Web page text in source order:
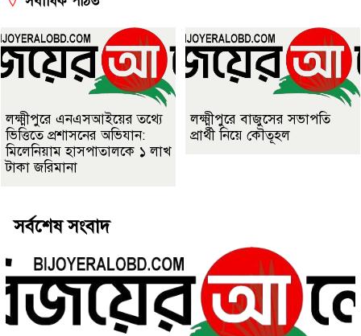
লক্ষ্মীপুরে এনএসআইয়ের তথ্যে
ভিত্তিতে প্রশাসনের অভিযান:
মিলেনিয়াম হাসপাতালকে ১ লাখ
টাকা জরিমানা
লক্ষ্মীপুরে বাজুসের সভাপতি
প্রার্থী নিয়ে কৌতূহল
সর্বশেষ সংবাদ